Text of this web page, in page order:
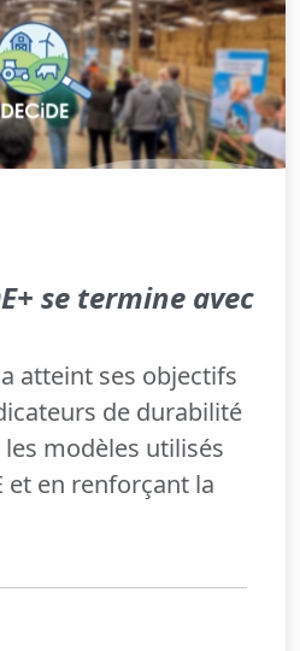
se termine avec
atteint ses objectifs
de durabilité
modèles utilisés
et en renforçant la